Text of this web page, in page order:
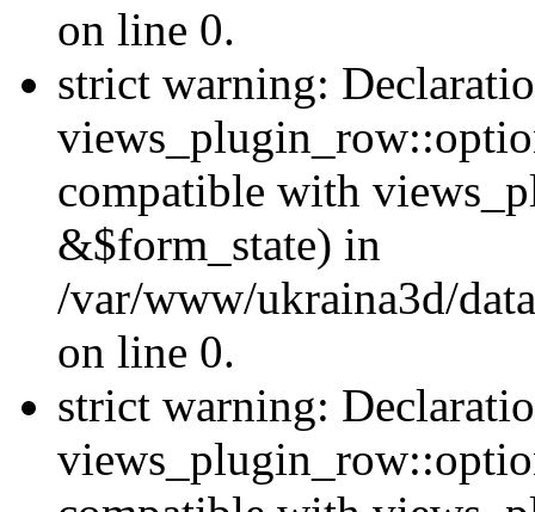
on line 0.
strict warning:
compatible with
&$form_state) in
/var/www/ukraina3d/
on line 0.
strict warning: